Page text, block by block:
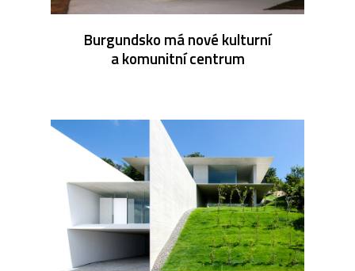
Burgundsko má nové kulturní
a komunitní centrum